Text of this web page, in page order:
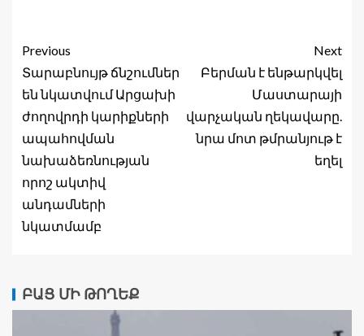
Previous
Տարաբնույթ ճնշումներ
են նկատվում Արցախի
ժողովրդի կարիքների
ապահովման
նախաձեռնության
որոշ ակտիվ
անդամների
նկատմամբ
Next
Բերման է ենթարկվել
Մաստարայի
վարչական ղեկավարը.
նրա մոտ թմրանյութ է
եղել
ԲԱՑ ՄԻ ԹՈՂԵՔ